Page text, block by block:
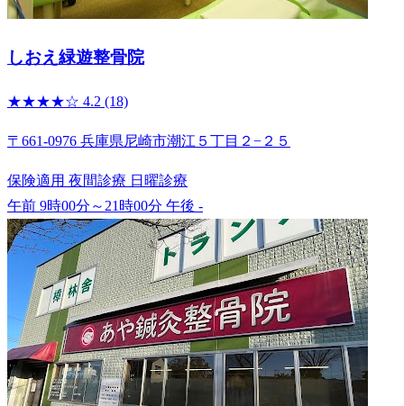
しおえ緑遊整骨院
★★★★☆ 4.2 (18)
〒661-0976 兵庫県尼崎市潮江５丁目２−２５
保険適用 夜間診療 日曜診療
午前 9時00分～21時00分 午後 -